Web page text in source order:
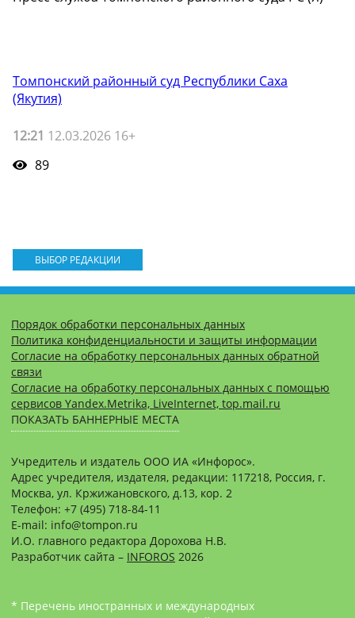
Томпонский районный суд Республики Саха
(Якутия)
12:21 12.03.2026 16+
89
ВЫБОР РЕДАКЦИИ
Порядок обработки персональных данных
Политика конфиденциальности и защиты информации
Согласие на обработку персональных данных обратной
связи
Согласие на обработку персональных данных с помощью
сервисов Yandex.Metrika, LiveInternet, top.mail.ru
ПОКАЗАТЬ БАННЕРНЫЕ МЕСТА
Учредитель и издатель ООО ИА «Инфорос».
Адрес учредителя, издателя, редакции: 117218, Россия, г.
Москва, ул. Кржижановского, д.13, кор. 2
Телефон: +7 (495) 718-84-11
E-mail: info@tompon.ru
И.О. главного редактора Дорохова Н.В.
Разработчик сайта – INFOROS 2026
* Перечень иностранных и международных